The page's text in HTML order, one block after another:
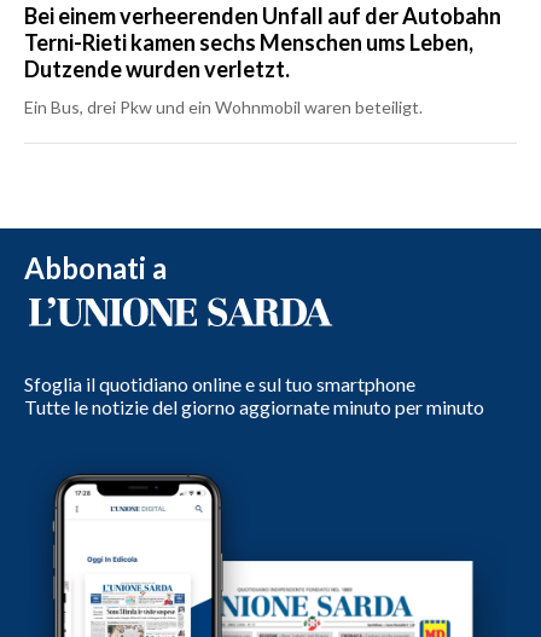
Bei einem verheerenden Unfall auf der Autobahn
Terni-Rieti kamen sechs Menschen ums Leben,
Dutzende wurden verletzt.
Ein Bus, drei Pkw und ein Wohnmobil waren beteiligt.
Abbonati a
Sfoglia il quotidiano online e sul tuo smartphone
Tutte le notizie del giorno aggiornate minuto per minuto